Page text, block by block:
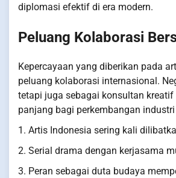
diplomasi efektif di era modern.
Peluang Kolaborasi
Kepercayaan yang diberikan pada
peluang kolaborasi internasional.
tetapi juga sebagai konsultan
panjang bagi perkembangan
1. Artis Indonesia sering kali
2. Serial drama dengan kerjasama
3. Peran sebagai duta budaya